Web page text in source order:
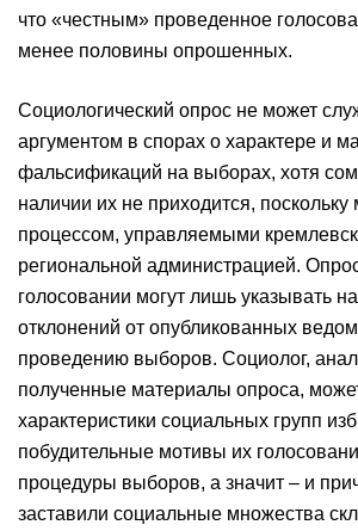
что «честным» проведенное
менее половины опрошенных.
Социологический опрос не может
аргументом в спорах о характере и
фальсификаций на выборах, хотя
наличии их не приходится,
процессом, управляемыми
региональной администрацией.
голосовании могут лишь указывать
отклонений от опубликованных
проведению выборов. Социолог,
полученные материалы опроса,
характеристики социальных групп
побудительные мотивы их
процедуры выборов, а значит – и
заставили социальные множества